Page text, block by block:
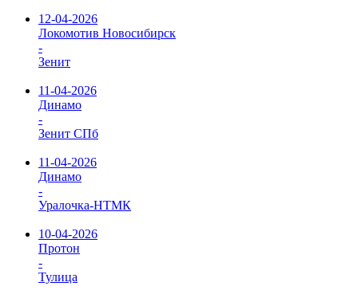
12-04-2026
Локомотив Новосибирск
-
Зенит
11-04-2026
Динамо
-
Зенит СПб
11-04-2026
Динамо
-
Уралочка-НТМК
10-04-2026
Протон
-
Тулица